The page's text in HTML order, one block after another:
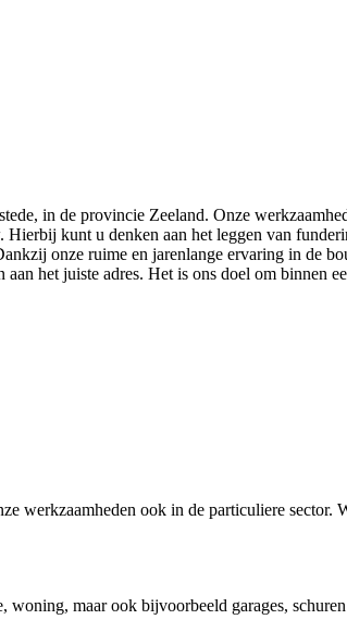
in de provincie Zeeland. Onze
kunt u denken aan het leggen van
onze ruime en jarenlange ervaring in de
het juiste adres. Het is ons doel om binnen
werkzaamheden ook in de particuliere
maar ook bijvoorbeeld garages,